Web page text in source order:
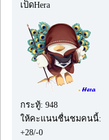
เป็ดHera
กระทู้: 948
ให้คะแนนชื่นชมคนนี้:
+28/-0